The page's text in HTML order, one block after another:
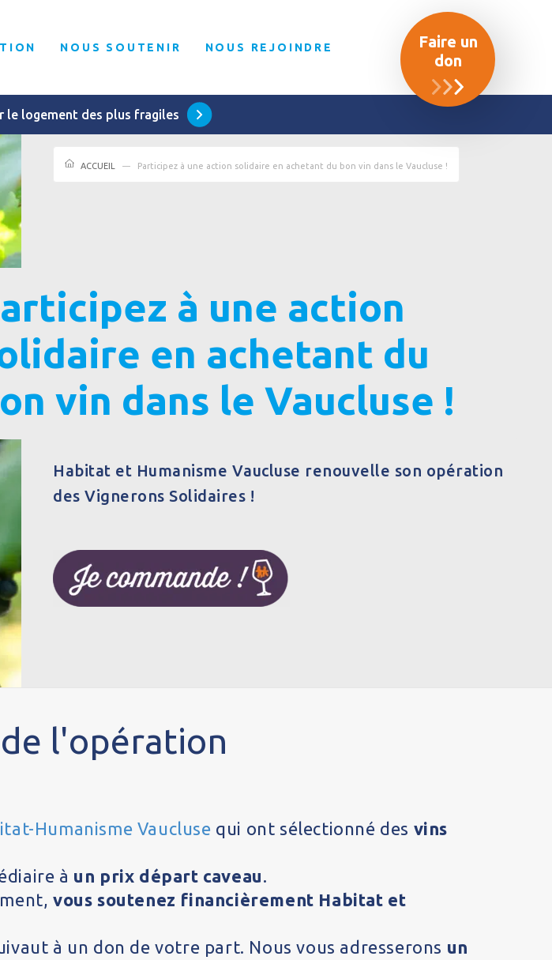
NOUS SOUTENIR NOUS REJOINDRE
Faire un
don
le logement des plus fragiles
ACCUEIL Participez à une action solidaire en achetant du bon vin dans le Vaucluse !
à une action
en achetant du
vin dans le Vaucluse !
Habitat et Humanisme Vaucluse renouvelle son opération
des Vignerons Solidaires !
l'opération
Humanisme Vaucluse qui ont sélectionné des vins
à un prix départ caveau.
vous soutenez financièrement Habitat et
à un don de votre part. Nous vous adresserons un